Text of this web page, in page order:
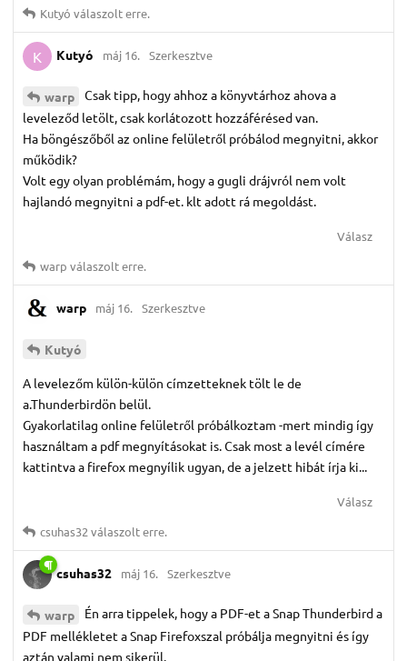
Kutyó válaszolt erre.
K Kutyó máj 16. Szerkesztve
warp
Csak tipp, hogy ahhoz a könyvtárhoz ahova a
leveleződ letölt, csak korlátozott hozzáférésed van.
Ha böngészőből az online felületről próbálod megnyitni, akkor
működik?
Volt egy olyan problémám, hogy a gugli drájvról nem volt
hajlandó megnyitni a pdf-et. klt adott rá megoldást.
Válasz
warp válaszolt erre.
warp máj 16. Szerkesztve
Kutyó
A levelezőm külön-külön címzetteknek tölt le de
a.Thunderbirdön belül.
Gyakorlatilag online felületről próbálkoztam -mert mindig így
használtam a pdf megnyításokat is. Csak most a levél címére
kattintva a firefox megnyílik ugyan, de a jelzett hibát írja ki...
Válasz
csuhas32 válaszolt erre.
csuhas32 máj 16. Szerkesztve
warp
Én arra tippelek, hogy a PDF-et a Snap Thunderbird a
PDF mellékletet a Snap Firefoxszal próbálja megnyitni és így
aztán valami nem sikerül.